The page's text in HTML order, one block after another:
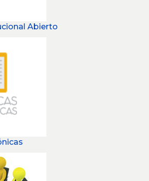
Abierto